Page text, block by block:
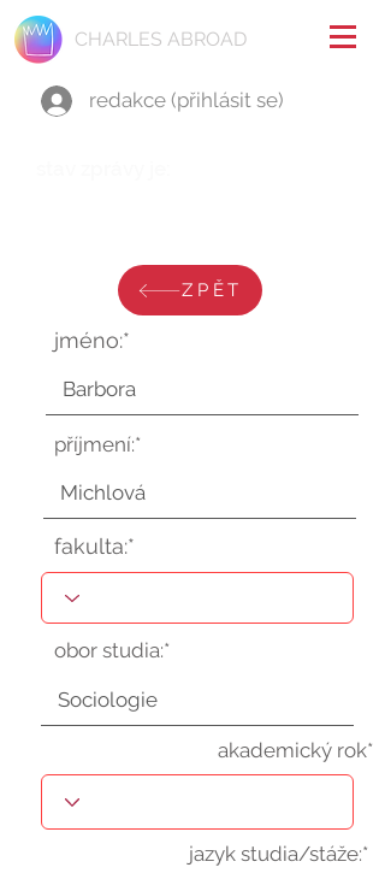
CHARLES ABROAD
redakce (přihlásit se)
ZPĚT
jméno:*
příjmení:*
fakulta:*
obor studia:*
akademický rok*
jazyk studia/stáže:*